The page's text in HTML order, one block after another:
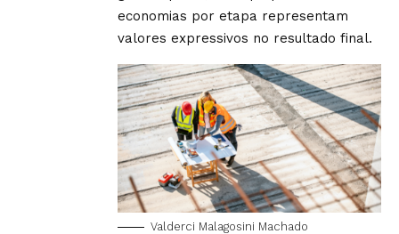
economias por etapa representam
valores expressivos no resultado final.
Valderci Malagosini Machado